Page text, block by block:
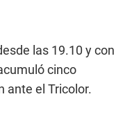
las 19.10 y con
cinco
ante el Tricolor.